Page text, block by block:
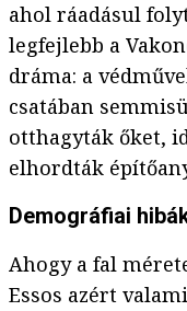
ahol ráadásul
legfejlebb a
dráma: a
csatában
otthagyták őket,
elhordták
Demográfiai
Ahogy a fal
Essos azért